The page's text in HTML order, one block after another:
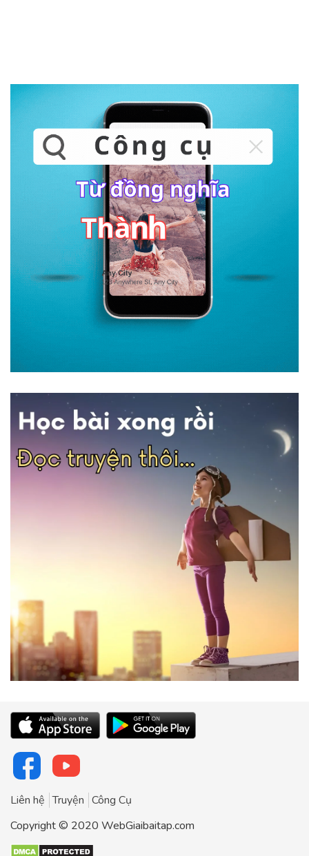
Liên hệ Truyện Công Cụ
Copyright © 2020 WebGiaibaitap.com